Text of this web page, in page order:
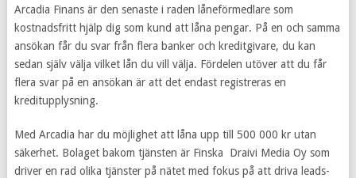
Arcadia Finans är den senaste i raden låneförmedlare som
kostnadsfritt hjälp dig som kund att låna pengar. På en och samma
ansökan får du svar från flera banker och kreditgivare, du kan
sedan själv välja vilket lån du vill välja. Fördelen utöver att du får
flera svar på en ansökan är att det endast registreras en
kreditupplysning.
Med Arcadia har du möjlighet att låna upp till 500 000 kr utan
säkerhet. Bolaget bakom tjänsten är Finska Draivi Media Oy som
driver en rad olika tjänster på nätet med fokus på att driva leads-